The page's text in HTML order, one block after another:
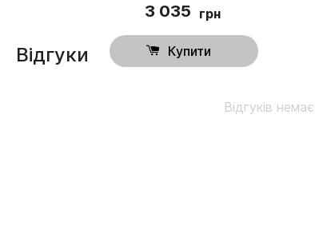
3 035 грн
Купити
Відгуки
Відгуків немає